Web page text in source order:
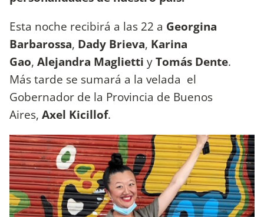
Esta noche recibirá a las 22 a Georgina
Barbarossa, Dady Brieva, Karina
Gao, Alejandra Maglietti yTomás Dente.
Más tarde se sumará a la velada el
Gobernador de la Provincia de Buenos
Aires, Axel Kicillof.